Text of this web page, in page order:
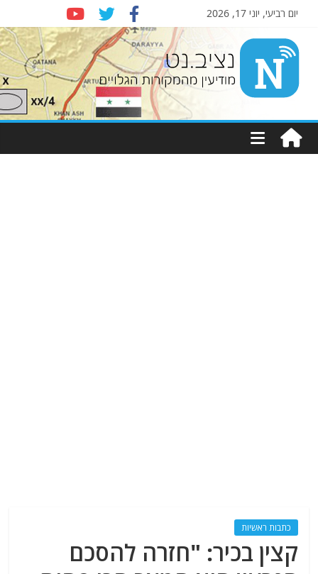
יום רביעי, יוני 17, 2026
Nziv.net
מודיעין
מהמקורות
כתבות ראשיות
קצין בכיר: "חזרה להסכם